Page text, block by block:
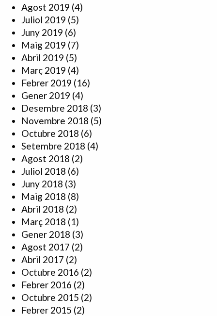
Agost 2019 (4)
Juliol 2019 (5)
Juny 2019 (6)
Maig 2019 (7)
Abril 2019 (5)
Març 2019 (4)
Febrer 2019 (16)
Gener 2019 (4)
Desembre 2018 (3)
Novembre 2018 (5)
Octubre 2018 (6)
Setembre 2018 (4)
Agost 2018 (2)
Juliol 2018 (6)
Juny 2018 (3)
Maig 2018 (8)
Abril 2018 (2)
Març 2018 (1)
Gener 2018 (3)
Agost 2017 (2)
Abril 2017 (2)
Octubre 2016 (2)
Febrer 2016 (2)
Octubre 2015 (2)
Febrer 2015 (2)